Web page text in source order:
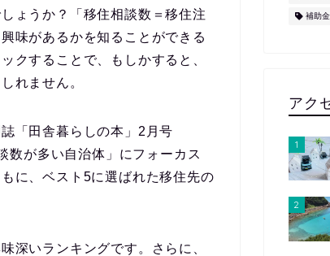
ょうか？
「移住相談数＝移住注
味があるかを知ることができる
クすることで、もしかすると、
れません。
「田舎暮らしの本」2月号
数が多い自治体」 にフォーカス
に、ベスト5に選ばれた移住先の
深いランキングです。さらに、
補助金
アク
1
2